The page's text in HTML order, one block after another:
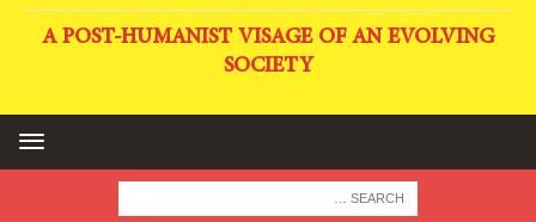
A POST-HUMANIST VISAGE OF AN EVOLVING
SOCIETY